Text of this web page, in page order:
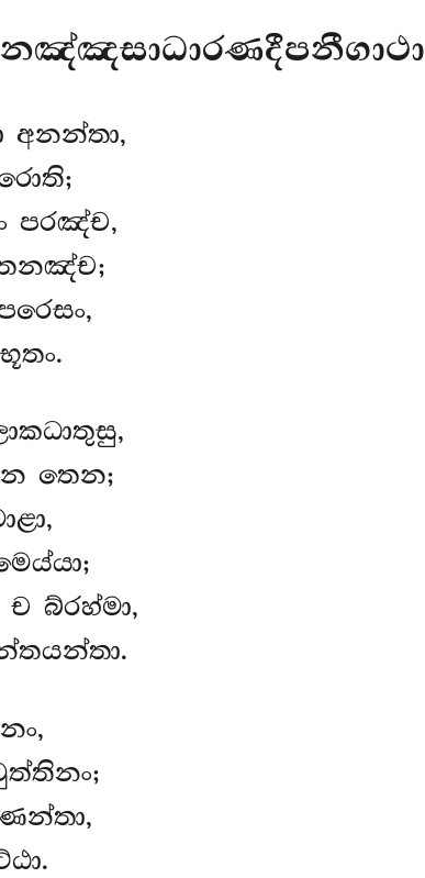
අනන්තා,
පරඤ්ච,
තෙන;
බ්රහ්මා,